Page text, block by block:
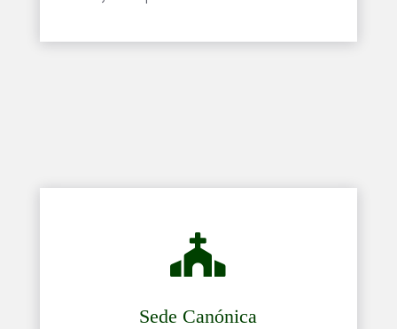

Sede Canónica